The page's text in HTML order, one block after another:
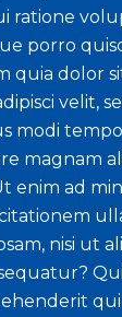
ratione
porro
quia dolor
velit,
modi
magnam
enim ad
nisi ut